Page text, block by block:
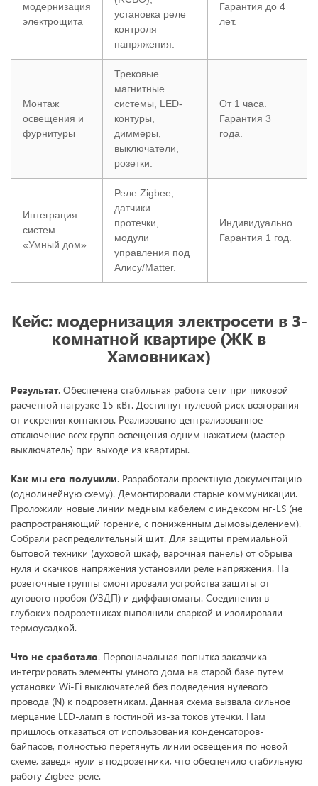
модернизация
электрощита
установка реле
контроля
напряжения.
Гарантия до 4
лет.
Монтаж
освещения и
фурнитуры
Трековые
магнитные
системы, LED-
контуры,
диммеры,
выключатели,
розетки.
От 1 часа.
Гарантия 3
года.
Интеграция
систем
«Умный дом»
Реле Zigbee,
датчики
протечки,
модули
управления под
Алису/Matter.
Индивидуально.
Гарантия 1 год.
Кейс: модернизация электросети в 3-
комнатной квартире (ЖК в
Хамовниках)
Результат. Обеспечена стабильная работа сети при пиковой
расчетной нагрузке 15 кВт. Достигнут нулевой риск возгорания
от искрения контактов. Реализовано централизованное
отключение всех групп освещения одним нажатием (мастер-
выключатель) при выходе из квартиры.
Как мы его получили. Разработали проектную документацию
(однолинейную схему). Демонтировали старые коммуникации.
Проложили новые линии медным кабелем с индексом нг-LS (не
распространяющий горение, с пониженным дымовыделением).
Собрали распределительный щит. Для защиты премиальной
бытовой техники (духовой шкаф, варочная панель) от обрыва
нуля и скачков напряжения установили реле напряжения. На
розеточные группы смонтировали устройства защиты от
дугового пробоя (УЗДП) и диффавтоматы. Соединения в
глубоких подрозетниках выполнили сваркой и изолировали
термоусадкой.
Что не сработало. Первоначальная попытка заказчика
интегрировать элементы умного дома на старой базе путем
установки Wi-Fi выключателей без подведения нулевого
провода (N) к подрозетникам. Данная схема вызвала сильное
мерцание LED-ламп в гостиной из-за токов утечки. Нам
пришлось отказаться от использования конденсаторов-
байпасов, полностью перетянуть линии освещения по новой
схеме, заведя нули в подрозетники, что обеспечило стабильную
работу Zigbee-реле.